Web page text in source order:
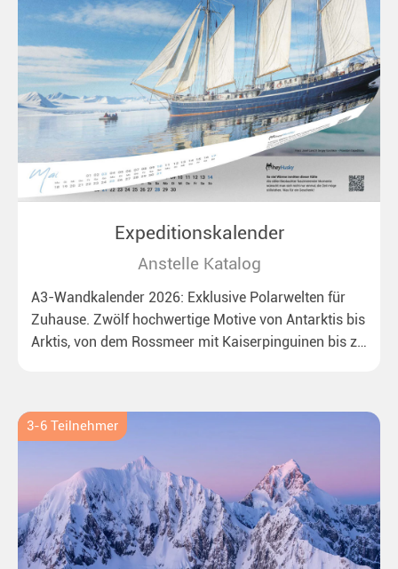
Expeditionskalender
Anstelle Katalog
A3-Wandkalender 2026: Exklusive Polarwelten für
Zuhause. Zwölf hochwertige Motive von Antarktis bis
Arktis, von dem Rossmeer mit Kaiserpinguinen bis zu
3-6 Teilnehmer